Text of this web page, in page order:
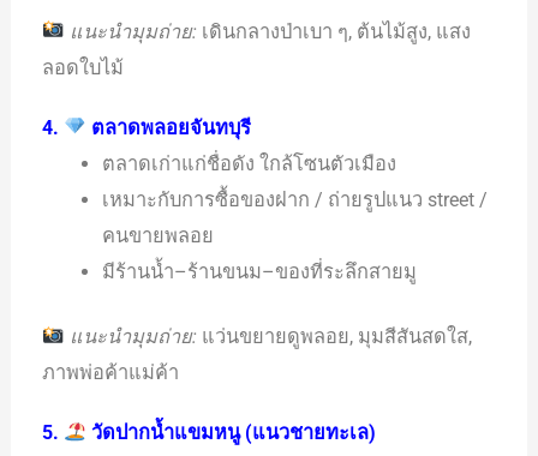
แนะนำมุมถ่าย: เดินกลางป่าเบา ๆ, ต้นไม้สูง, แสง
ลอดใบไม้
4.
ตลาดพลอยจันทบุรี
ตลาดเก่าแก่ชื่อดัง ใกล้โซนตัวเมือง
เหมาะกับการซื้อของฝาก / ถ่ายรูปแนว street /
คนขายพลอย
มีร้านน้ำ–ร้านขนม–ของที่ระลึกสายมู
แนะนำมุมถ่าย: แว่นขยายดูพลอย, มุมสีสันสดใส,
ภาพพ่อค้าแม่ค้า
5.
วัดปากน้ำแขมหนู (แนวชายทะเล)